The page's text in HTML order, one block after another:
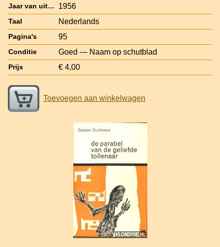
Jaar van uitgave 1956
Taal Nederlands
Pagina's 95
Conditie Goed — Naam op schutblad
Prijs € 4,00
Toevoegen aan winkelwagen